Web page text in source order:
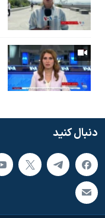
دنبال کنید